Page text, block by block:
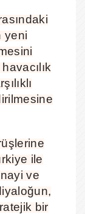
yeni
ile
ve
bir